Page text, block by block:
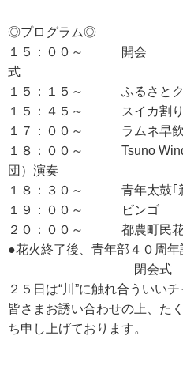
◎プログラム◎
１５：００～ 開会
１５：１５～ ふるさとク
１５：４５～ スイカ割り
１７：００～ ラムネ早
１８：００～ Tsuno Wind
団）演奏
１８：３０～ 青年太鼓｢
１９：００～ ビンゴ
２０：００～ 都農町民花
●花火終了後、青年部
閉会式
２５日は“川”に触れ合ういい
皆さまお誘い合わせの上、た
ち申し上げております。